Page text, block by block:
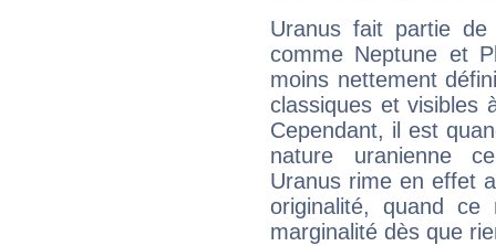
Uranus fait partie
comme Neptune et
moins nettement
classiques et visibles
Cependant, il est
nature uranienne
Uranus rime en effet
originalité, quand ce
marginalité dès que